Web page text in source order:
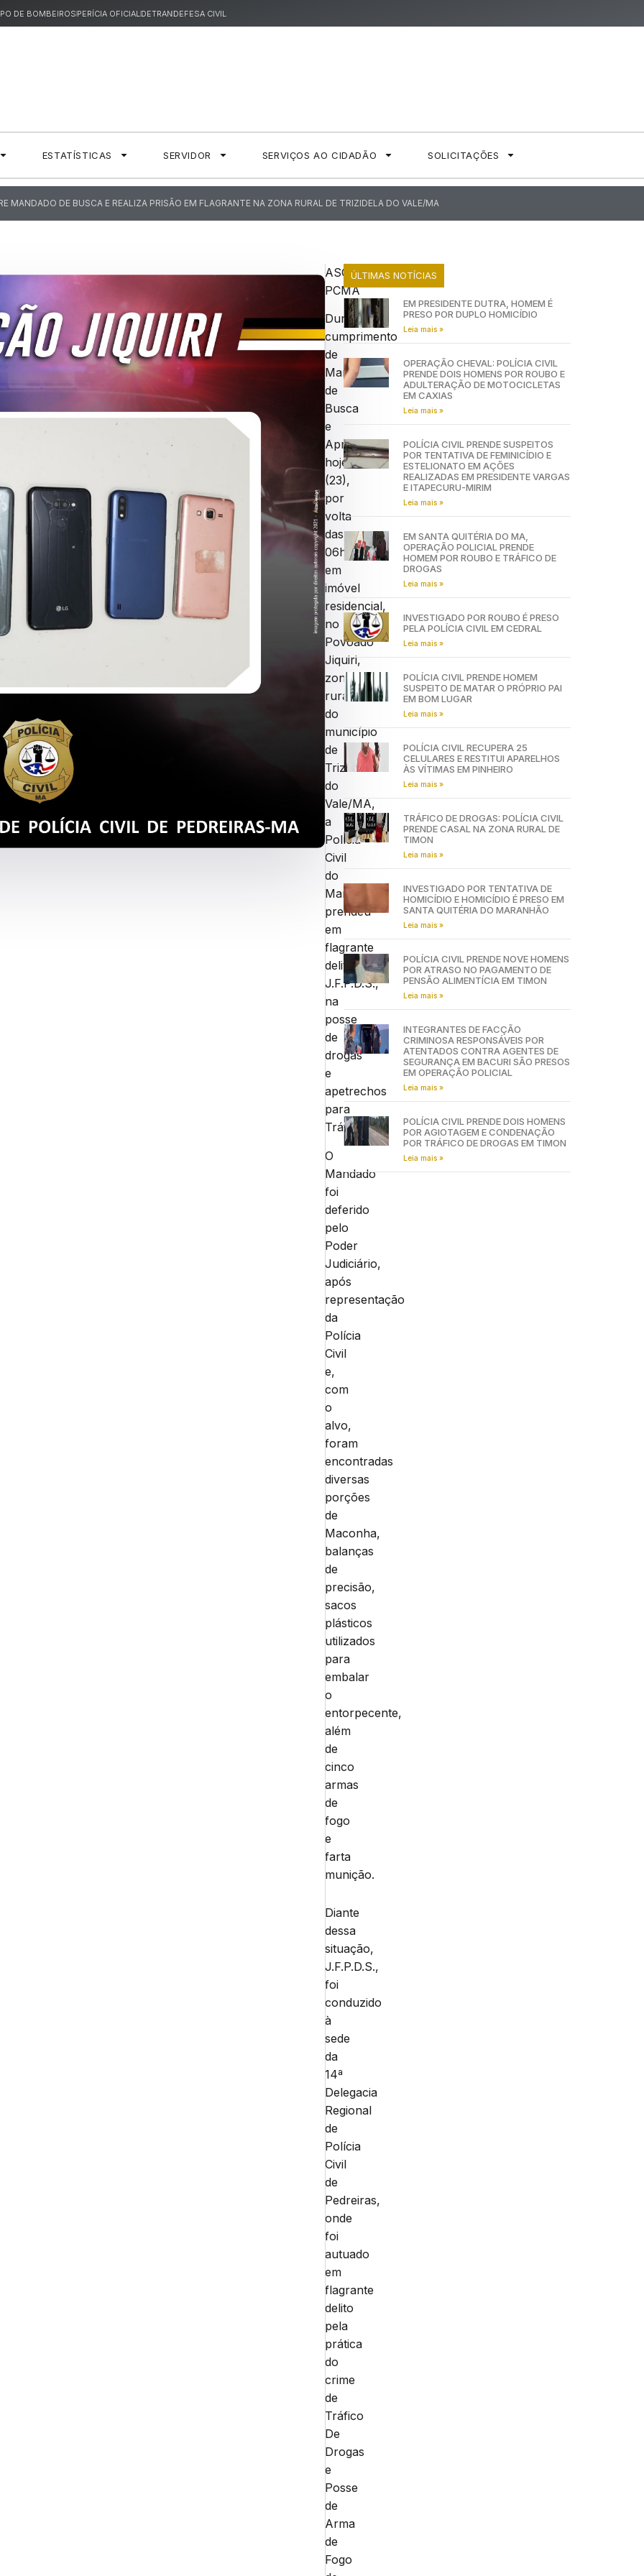
DE BOMBEIROSPERÍCIA OFICIALDETRANDEFESA CIVIL
ESTATÍSTICAS SERVIDOR SERVIÇOS AO CIDADÃO SOLICITAÇÕES
MANDADO DE BUSCA E REALIZA PRISÃO EM FLAGRANTE NA ZONA RURAL DE TRIZIDELA DO VALE/MA
ASCOM
PCMA
Durante
cumprimento
de
Mandado
de
Busca
e
Apreensão
hoje
(23),
por
volta
das
06h,
em
imóvel
residencial,
no
Povoado
Jiquiri,
zona
rural
do
município
de
Trizidela
do
Vale/MA,
a
Polícia
Civil
do
Maranhão
prendeu
em
flagrante
delito
J.F.P.D.S.,
na
posse
de
drogas
e
apetrechos
para
Tráfico.
O
Mandado
foi
deferido
pelo
Poder
Judiciário,
após
representação
da
Polícia
Civil
e,
com
o
alvo,
foram
encontradas
diversas
porções
de
Maconha,
balanças
de
precisão,
sacos
plásticos
utilizados
para
embalar
o
entorpecente,
além
de
cinco
armas
de
fogo
e
farta
munição.
Diante
dessa
situação,
J.F.P.D.S.,
foi
conduzido
à
sede
da
14ª
Delegacia
Regional
de
Polícia
Civil
de
Pedreiras,
onde
foi
autuado
em
flagrante
delito
pela
prática
do
crime
de
Tráfico
De
Drogas
e
Posse
de
Arma
de
Fogo
ÚLTIMAS NOTÍCIAS
EM PRESIDENTE DUTRA, HOMEM É
PRESO POR DUPLO HOMICÍDIO
Leia mais »
OPERAÇÃO CHEVAL: POLÍCIA CIVIL
PRENDE DOIS HOMENS POR ROUBO E
ADULTERAÇÃO DE MOTOCICLETAS
EM CAXIAS
Leia mais »
POLÍCIA CIVIL PRENDE SUSPEITOS
POR TENTATIVA DE FEMINICÍDIO E
ESTELIONATO EM AÇÕES
REALIZADAS EM PRESIDENTE VARGAS
E ITAPECURU-MIRIM
Leia mais »
EM SANTA QUITÉRIA DO MA,
OPERAÇÃO POLICIAL PRENDE
HOMEM POR ROUBO E TRÁFICO DE
DROGAS
Leia mais »
INVESTIGADO POR ROUBO É PRESO
PELA POLÍCIA CIVIL EM CEDRAL
Leia mais »
POLÍCIA CIVIL PRENDE HOMEM
SUSPEITO DE MATAR O PRÓPRIO PAI
EM BOM LUGAR
Leia mais »
POLÍCIA CIVIL RECUPERA 25
CELULARES E RESTITUI APARELHOS
ÀS VÍTIMAS EM PINHEIRO
Leia mais »
TRÁFICO DE DROGAS: POLÍCIA CIVIL
PRENDE CASAL NA ZONA RURAL DE
TIMON
Leia mais »
INVESTIGADO POR TENTATIVA DE
HOMICÍDIO E HOMICÍDIO É PRESO EM
SANTA QUITÉRIA DO MARANHÃO
Leia mais »
POLÍCIA CIVIL PRENDE NOVE HOMENS
POR ATRASO NO PAGAMENTO DE
PENSÃO ALIMENTÍCIA EM TIMON
Leia mais »
INTEGRANTES DE FACÇÃO
CRIMINOSA RESPONSÁVEIS POR
ATENTADOS CONTRA AGENTES DE
SEGURANÇA EM BACURI SÃO PRESOS
EM OPERAÇÃO POLICIAL
Leia mais »
POLÍCIA CIVIL PRENDE DOIS HOMENS
POR AGIOTAGEM E CONDENAÇÃO
POR TRÁFICO DE DROGAS EM TIMON
Leia mais »